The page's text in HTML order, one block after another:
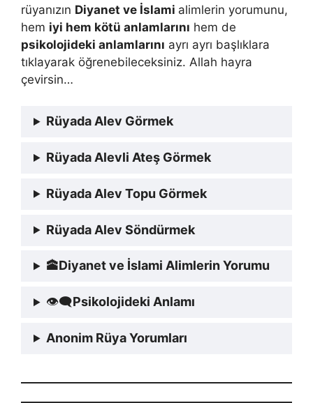
rüyanızın Diyanet ve İslami alimlerin yorumunu,
hem iyi hem kötü anlamlarını hem de
psikolojideki anlamlarını ayrı ayrı başlıklara
tıklayarak öğrenebileceksiniz. Allah hayra
çevirsin…
Rüyada Alev Görmek
Rüyada Alevli Ateş Görmek
Rüyada Alev Topu Görmek
Rüyada Alev Söndürmek
🕋Diyanet ve İslami Alimlerin Yorumu
👁‍🗨Psikolojideki Anlamı
Anonim Rüya Yorumları